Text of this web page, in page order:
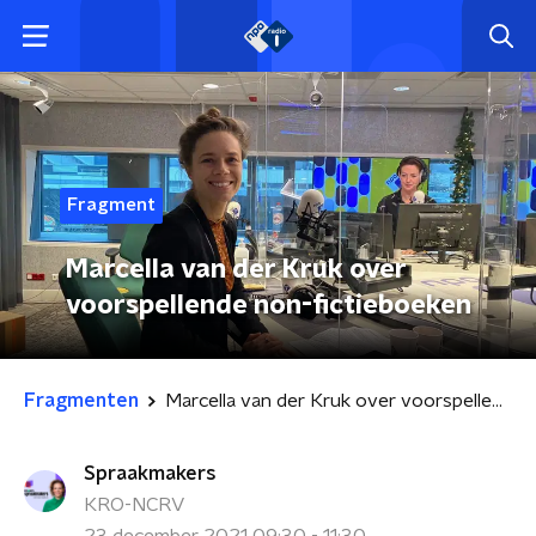
Fragment
Marcella van der Kruk over
voorspellende non-fictieboeken
Fragmenten Marcella van der Kruk over voorspellende non-fictieboeken
Spraakmakers
KRO-NCRV